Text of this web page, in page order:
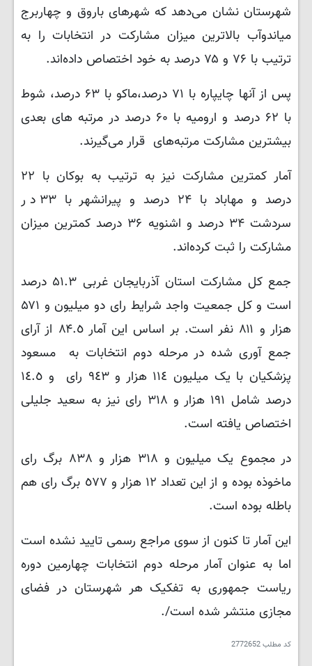
شهرستان نشان می‌دهد که شهرهای باروق و چهاربرج
میاندوآب بالاترین میزان مشارکت در انتخابات را به
ترتیب با ۷۶ و ۷۵ درصد به خود اختصاص داده‌اند.
پس از آنها چایپاره با ۷۱ درصد،ماکو با ۶۳ درصد، شوط
با ۶۲ درصد و ارومیه با ۶۰ درصد در مرتبه های بعدی
بیشترین مشارکت مرتبه‌های قرار می‌گیرند.
آمار کمترین مشارکت نیز به ترتیب به بوکان با ۲۲
درصد و مهاباد با ۲۴ درصد و پیرانشهر با ۳۳ در
سردشت ۳۴ درصد و اشنویه ۳۶ درصد کمترین میزان
مشارکت را ثبت کرده‌اند.
جمع کل مشارکت استان آذربایجان غربی ۵۱.۳ درصد
است و کل جمعیت واجد شرایط رای دو میلیون و ۵۷۱
هزار و ۸۱۱ نفر است. بر اساس این آمار ۸۴.٥ از آرای
جمع آوری شده در مرحله دوم انتخابات به مسعود
پزشکیان با یک میلیون ١١٤ هزار و ٩٤٣ رای و ١٤.٥
درصد شامل ١٩١ هزار و ٣١٨ رای نیز به سعید جلیلی
اختصاص یافته است.
در مجموع یک میلیون و ٣١٨ هزار و ٨٣٨ برگ رای
ماخوذه بوده و از این تعداد ١٢ هزار و ٥٧٧ برگ رای هم
باطله بوده است.
این آمار تا کنون از سوی مراجع رسمی تایید نشده است
اما به عنوان آمار مرحله دوم انتخابات چهارمین دوره
ریاست جمهوری به تفکیک هر شهرستان در فضای
مجازی منتشر شده است/.
کد مطلب2772652